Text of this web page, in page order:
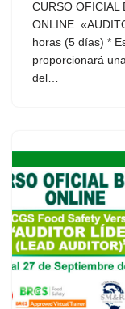
CURSO OFICIAL
ONLINE:
horas (5 días) *
proporcionará
del…